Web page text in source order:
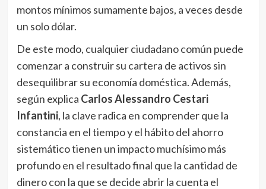
montos mínimos sumamente bajos, a veces desde
un solo dólar.
De este modo, cualquier ciudadano común puede
comenzar a construir su cartera de activos sin
desequilibrar su economía doméstica. Además,
según explica Carlos Alessandro Cestari
Infantini, la clave radica en comprender que la
constancia en el tiempo y el hábito del ahorro
sistemático tienen un impacto muchísimo más
profundo en el resultado final que la cantidad de
dinero con la que se decide abrir la cuenta el